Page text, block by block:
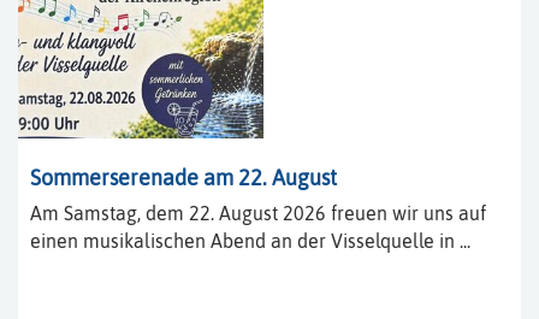
Sommerserenade am 22. August
Am Samstag, dem 22. August 2026 freuen wir uns auf
einen musikalischen Abend an der Visselquelle in ...